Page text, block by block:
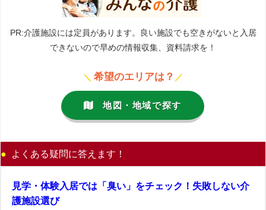
PR:介護施設には定員があります。良い施設でも空きがないと入居
できないので早めの情報収集、資料請求を！
＼ 希望のエリアは？ ／
地図・地域で探す
よくある疑問に答えます！
見学・体験入居では「臭い」をチェック！失敗しない介
護施設選び